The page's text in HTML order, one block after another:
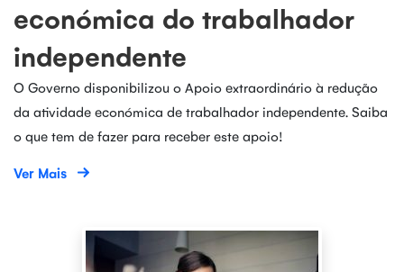
económica do trabalhador
independente
O Governo disponibilizou o Apoio extraordinário à redução
da atividade económica de trabalhador independente. Saiba
o que tem de fazer para receber este apoio!
Ver Mais